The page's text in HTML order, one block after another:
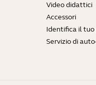
Video didattici
Accessori
Identifica il
Servizio di